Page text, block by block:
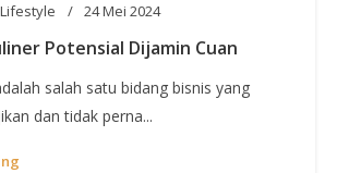
Lifestyle 24 Mei 2024
Potensial Dijamin Cuan
salah satu bidang bisnis yang
dan tidak perna...